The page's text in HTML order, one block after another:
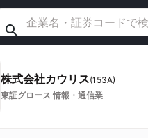
株式会社カウリス(153A)
東証グロース 情報・通信業